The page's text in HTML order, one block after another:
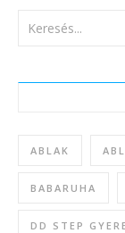
ABLAK
BABARUHA
DD STEP